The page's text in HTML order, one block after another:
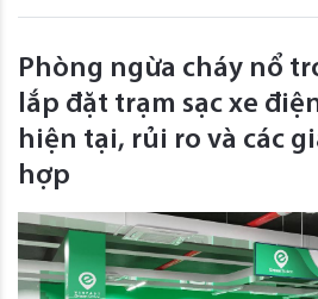
Phòng ngừa cháy nổ
lắp đặt trạm sạc xe
hiện tại, rủi ro và các
hợp